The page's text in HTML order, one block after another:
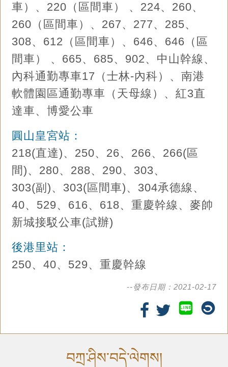
車）、220（區間車） 、224、260、
260（區間車）、267、277、285、
308、612（區間車）、646、646（區
間車） 、665、685、902、中山幹線、
內科通勤專車17（士林-內科）、南港
軟體園區通勤專車（天母線）、紅3直
達車、博愛公車
圓山皇宮站：
218(直達)、250、26、266、266(區
間)、280、288、290、303、
303(副)、303(區間車)、304承德線、
40、529、616、618、重慶幹線、麥帥
新城接駁公車(試辦)
後港里站：
250、40、529、重慶幹線
--發布日期：2021-02-17
LINE
བཀྲ་ཤིས་བདེ་ལེགས།